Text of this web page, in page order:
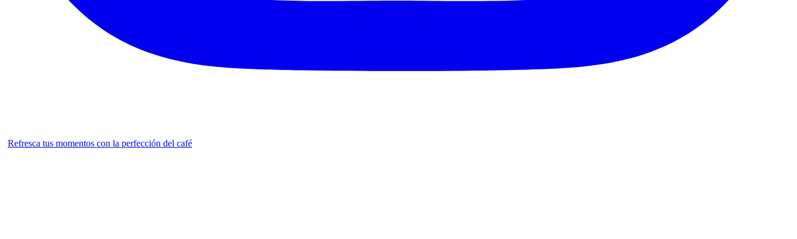
Refresca tus momentos con la perfección del café